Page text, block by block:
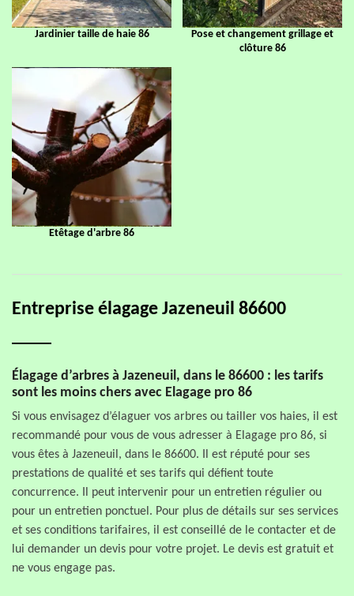
Jardinier taille de haie 86
Pose et changement grillage et
clôture 86
Etêtage d'arbre 86
Entreprise élagage Jazeneuil 86600
Élagage d’arbres à Jazeneuil, dans le 86600 : les tarifs
sont les moins chers avec Elagage pro 86
Si vous envisagez d’élaguer vos arbres ou tailler vos haies, il est
recommandé pour vous de vous adresser à Elagage pro 86, si
vous êtes à Jazeneuil, dans le 86600. Il est réputé pour ses
prestations de qualité et ses tarifs qui défient toute
concurrence. Il peut intervenir pour un entretien régulier ou
pour un entretien ponctuel. Pour plus de détails sur ses services
et ses conditions tarifaires, il est conseillé de le contacter et de
lui demander un devis pour votre projet. Le devis est gratuit et
ne vous engage pas.